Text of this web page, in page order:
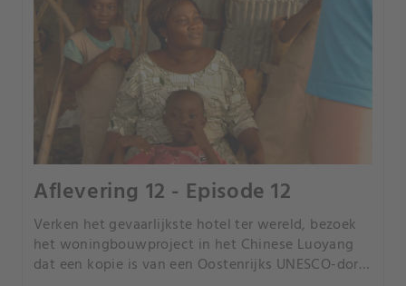
Aflevering 12 - Episode 12
Verken het gevaarlijkste hotel ter wereld, bezoek
het woningbouwproject in het Chinese Luoyang
dat een kopie is van een Oostenrijks UNESCO-dorp